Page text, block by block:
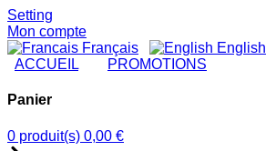
Setting
Mon compte
Français
English
ACCUEIL
PROMOTIONS
Panier
0 produit(s) 0,00 €